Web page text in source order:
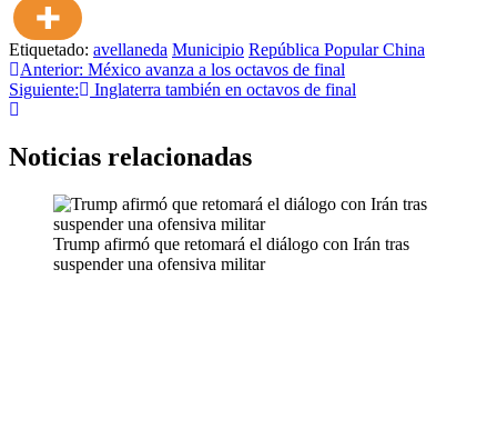
Etiquetado: avellaneda Municipio República Popular China
Navegación
de
Anterior: México avanza a los octavos de final
Siguiente:
Inglaterra también en octavos de final
Noticias relacionadas
Trump afirmó que retomará el diálogo con Irán tras
suspender una ofensiva militar